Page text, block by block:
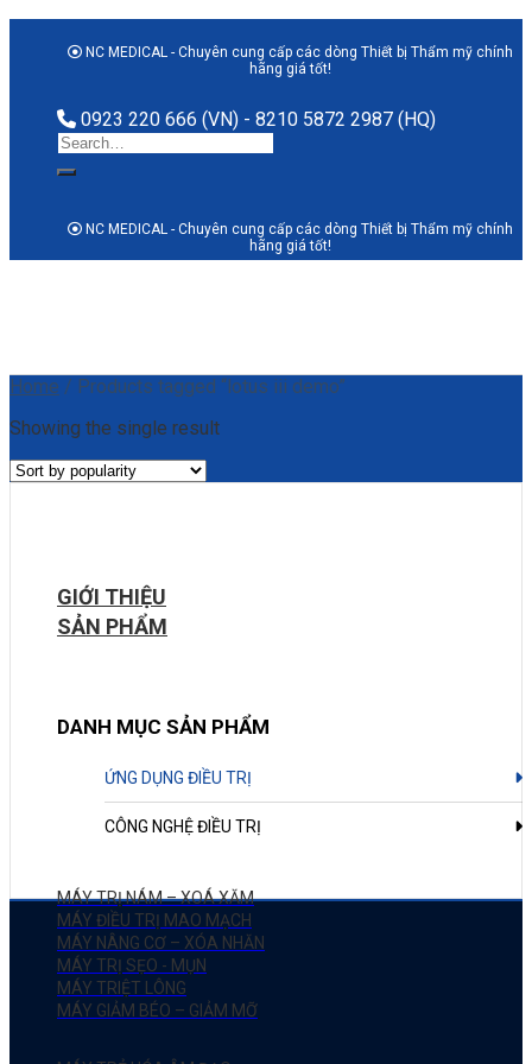
NC MEDICAL - Chuyên cung cấp các dòng Thiết bị Thẩm mỹ chính
hãng giá tốt!
0923 220 666 (VN) - 8210 5872 2987 (HQ)
Search
for:
NC MEDICAL - Chuyên cung cấp các dòng Thiết bị Thẩm mỹ chính
hãng giá tốt!
GIỚI THIỆU
SẢN PHẨM
DANH MỤC SẢN PHẨM
ỨNG DỤNG ĐIỀU TRỊ
CÔNG NGHỆ ĐIỀU TRỊ
MÁY TRỊ NÁM – XOÁ XĂM
MÁY ĐIỀU TRỊ MAO MẠCH
MÁY NÂNG CƠ – XÓA NHĂN
MÁY TRỊ SẸO - MỤN
MÁY TRIỆT LÔNG
MÁY GIẢM BÉO – GIẢM MỠ
Home / Products tagged “lotus iii demo”
Showing the single result